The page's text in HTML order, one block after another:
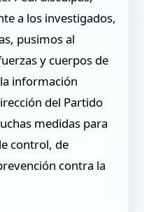
a los investigados,
pusimos al
y cuerpos de
información
del Partido
medidas para
control, de
contra la